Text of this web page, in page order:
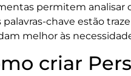
permitem analisar
palavras-chave estão
melhor às
criar